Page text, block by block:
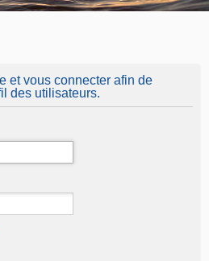
et vous connecter afin de
des utilisateurs.